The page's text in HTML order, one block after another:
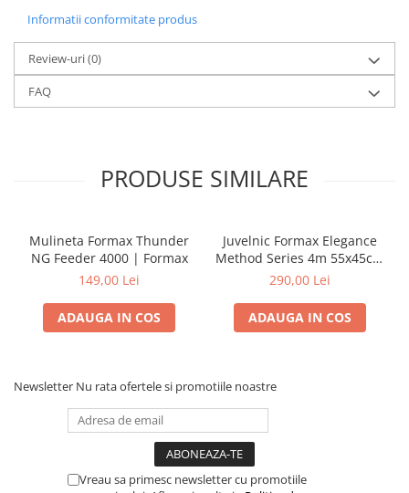
Informatii conformitate produs
Review-uri(0)
FAQ
PRODUSE SIMILARE
Mulineta Formax Thunder
NG Feeder 4000 | Formax
149,00 Lei
ADAUGA IN COS
Juvelnic Formax Elegance
Method Series 4m 55x45cm
| Formax
290,00 Lei
ADAUGA IN COS
Newsletter Nu rata ofertele si promotiile noastre
Vreau sa primesc newsletter cu promotiile